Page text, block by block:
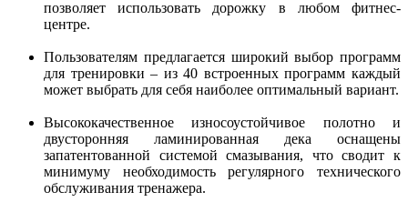
позволяет использовать дорожку в любом фитнес-
центре.
Пользователям предлагается широкий выбор программ
для тренировки – из 40 встроенных программ каждый
может выбрать для себя наиболее оптимальный вариант.
Высококачественное износоустойчивое полотно и
двусторонняя ламинированная дека оснащены
запатентованной системой смазывания, что сводит к
минимуму необходимость регулярного технического
обслуживания тренажера.